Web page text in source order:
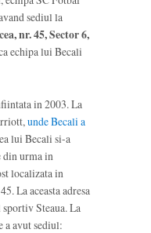
sediul la
nr. 45, Sector 6,
echipa lui Becali
in 2003. La
unde Becali a
lui Becali si-a
din urma in
localizata in
La aceasta adresa
Steaua. La
a avut sediul: